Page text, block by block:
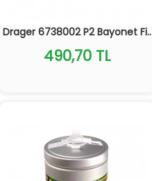
Drager 6738002 P2 Bayonet Fi..
490,70 TL